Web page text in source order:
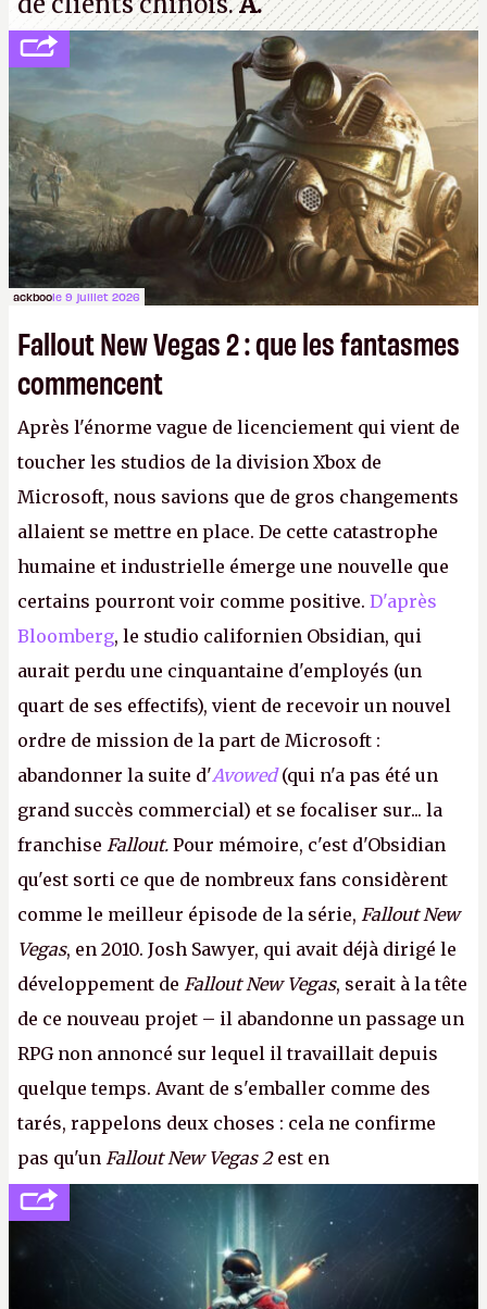
ackboole 9 juillet 2026
Fallout New Vegas 2 : que les fantasmes
commencent
Après l'énorme vague de licenciement qui vient de
toucher les studios de la division Xbox de
Microsoft, nous savions que de gros changements
allaient se mettre en place. De cette catastrophe
humaine et industrielle émerge une nouvelle que
certains pourront voir comme positive. D'après
Bloomberg, le studio californien Obsidian, qui
aurait perdu une cinquantaine d'employés (un
quart de ses effectifs), vient de recevoir un nouvel
ordre de mission de la part de Microsoft :
abandonner la suite d'Avowed(qui n'a pas été un
grand succès commercial) et se focaliser sur... la
franchise Fallout. Pour mémoire, c'est d'Obsidian
qu'est sorti ce que de nombreux fans considèrent
comme le meilleur épisode de la série, Fallout New
Vegas, en 2010. Josh Sawyer, qui avait déjà dirigé le
développement de Fallout New Vegas, serait à la tête
de ce nouveau projet – il abandonne un passage un
RPG non annoncé sur lequel il travaillait depuis
quelque temps. Avant de s'emballer comme des
tarés, rappelons deux choses : cela ne confirme
pas qu'un Fallout New Vegas 2est en
développement (pour ce que l'on sait, ils bossent
peut-être sur
Fallout Football ou
Fallout vs. Les
Lapins Crétins) et l'Obsidian d'aujourd'hui n'est plus
le même studio qu'il y a 15 ans. Mais bon, OK, on